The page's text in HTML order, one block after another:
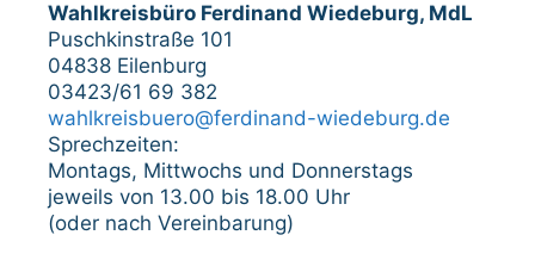
Wahlkreisbüro Ferdinand Wiedeburg, MdL
Puschkinstraße 101
04838 Eilenburg
03423/61 69 382
wahlkreisbuero@ferdinand-wiedeburg.de
Sprechzeiten:
Montags, Mittwochs und Donnerstags
jeweils von 13.00 bis 18.00 Uhr
(oder nach Vereinbarung)